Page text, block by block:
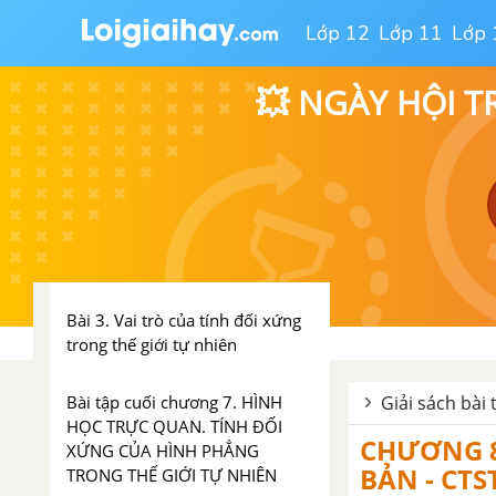
Lớp 12 Lớp 11 Lớp
💥 NGÀY HỘI
PHÂN
CHƯƠNG 7. HÌNH HỌC TRỰC
QUAN. TÍNH ĐỐI XỨNG CỦA
HÌNH PHẲNG TRONG THẾ
GIỚI TỰ NHIÊN - CTST
Bài 1. Hình có trục đối xứng
Bài 2. Hình có tâm đối xứng
Bài 3. Vai trò của tính đối xứng
trong thế giới tự nhiên
Bài tập cuối chương 7. HÌNH
HỌC TRỰC QUAN. TÍNH ĐỐI
XỨNG CỦA HÌNH PHẲNG
TRONG THẾ GIỚI TỰ NHIÊN
Giải sách bài
CHƯƠNG
BẢN -